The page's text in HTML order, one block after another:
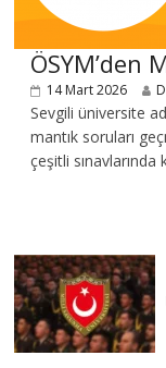
ÖSYM’den
14 Mart 2026
Sevgili üniversite
mantık soruları
çeşitli sınavlarında